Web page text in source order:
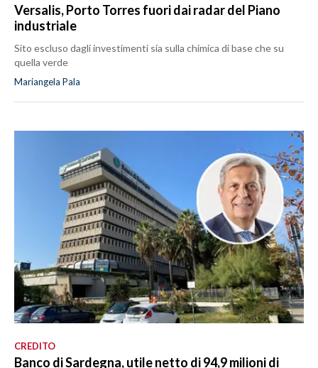
Versalis, Porto Torres fuori dai radar del Piano
industriale
Sito escluso dagli investimenti sia sulla chimica di base che su
quella verde
Mariangela Pala
CREDITO
Banco di Sardegna, utile netto di 94,9 milioni di